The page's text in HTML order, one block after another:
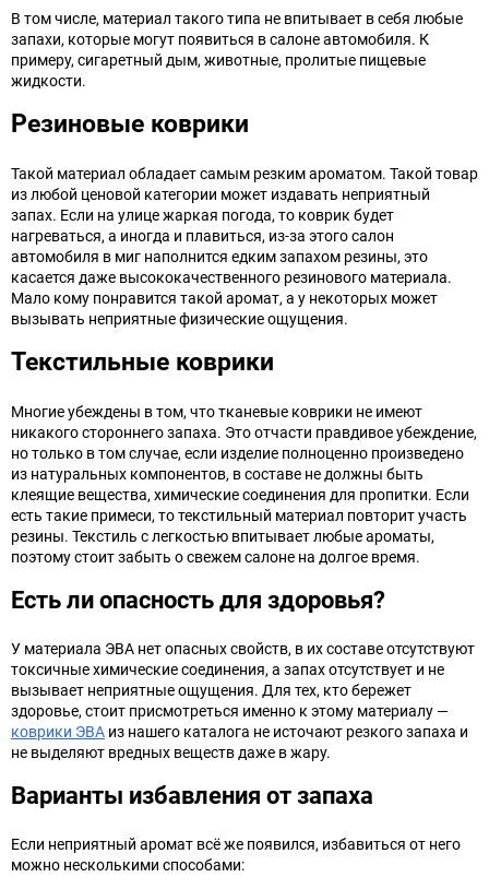
В том числе, материал такого типа не впитывает в себя любые
запахи, которые могут появиться в салоне автомобиля. К
примеру, сигаретный дым, животные, пролитые пищевые
жидкости.
Резиновые коврики
Такой материал обладает самым резким ароматом. Такой товар
из любой ценовой категории может издавать неприятный
запах. Если на улице жаркая погода, то коврик будет
нагреваться, а иногда и плавиться, из-за этого салон
автомобиля в миг наполнится едким запахом резины, это
касается даже высококачественного резинового материала.
Мало кому понравится такой аромат, а у некоторых может
вызывать неприятные физические ощущения.
Текстильные коврики
Многие убеждены в том, что тканевые коврики не имеют
никакого стороннего запаха. Это отчасти правдивое убеждение,
но только в том случае, если изделие полноценно произведено
из натуральных компонентов, в составе не должны быть
клеящие вещества, химические соединения для пропитки. Если
есть такие примеси, то текстильный материал повторит участь
резины. Текстиль с легкостью впитывает любые ароматы,
поэтому стоит забыть о свежем салоне на долгое время.
Есть ли опасность для здоровья?
У материала ЭВА нет опасных свойств, в их составе отсутствуют
токсичные химические соединения, а запах отсутствует и не
вызывает неприятные ощущения. Для тех, кто бережет
здоровье, стоит присмотреться именно к этому материалу —
коврики ЭВА из нашего каталога не источают резкого запаха и
не выделяют вредных веществ даже в жару.
Варианты избавления от запаха
Если неприятный аромат всё же появился, избавиться от него
можно несколькими способами: